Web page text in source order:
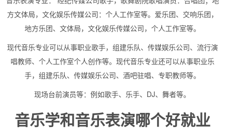
方文体局，文化娱乐传媒公司：个人工作室等。爱乐团、交响乐团，
地方乐团、文体局，文化娱乐传媒公司，个人工作室等。
现代音乐专业可以从事职业歌手，组建乐队、传媒娱乐公司、流行演
唱教师、个人工作室个人创作等。现代音乐专业还可以从事职业乐
手，组建乐队、传媒娱乐公司、酒吧驻唱、专职教师等。
现场台前演员等：例如歌手、乐手、DJ、舞者等。
音乐学和音乐表演哪个好就业